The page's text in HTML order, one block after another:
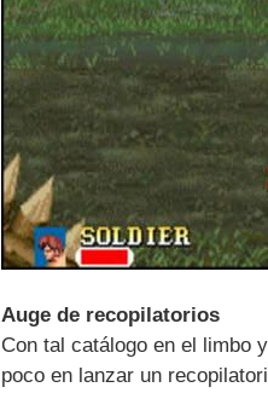
Auge de recopilatorios
Con tal catálogo en el limbo
poco en lanzar un